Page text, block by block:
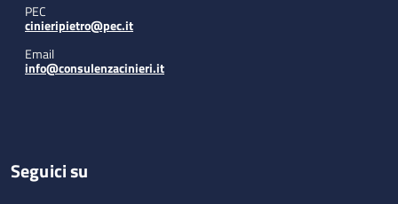
PEC
cinieripietro@pec.it
Email
info@consulenzacinieri.it
Seguici su